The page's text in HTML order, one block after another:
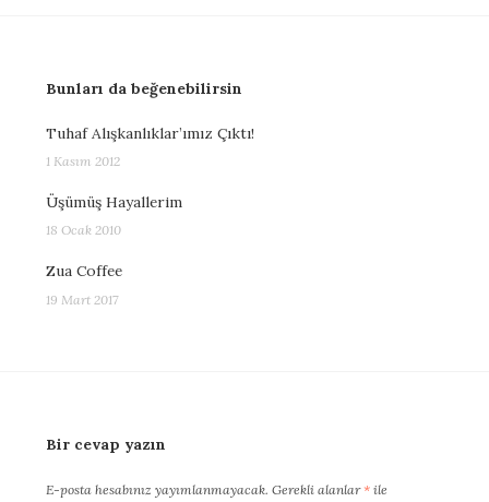
Bunları da beğenebilirsin
Tuhaf Alışkanlıklar’ımız Çıktı!
1 Kasım 2012
Üşümüş Hayallerim
18 Ocak 2010
Zua Coffee
19 Mart 2017
Bir cevap yazın
E-posta hesabınız yayımlanmayacak. Gerekli alanlar* ile